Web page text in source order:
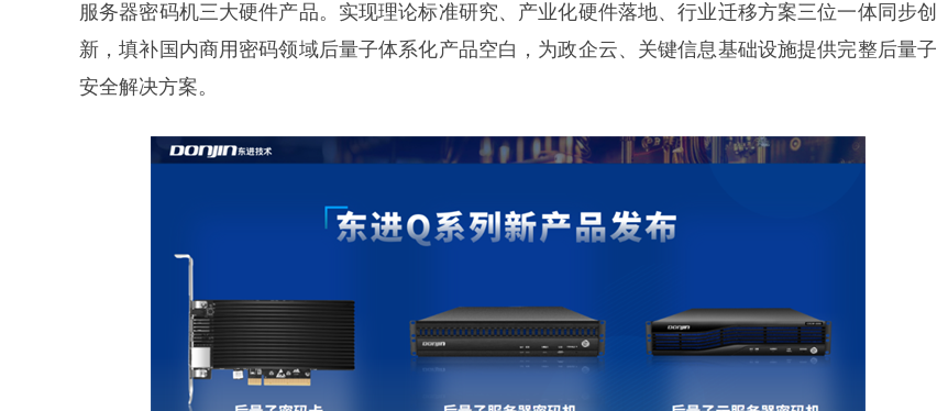
服务器密码机三大硬件产品。实现理论标准研究、产业化硬件落地、行业迁移方案三位一体同步创
新，填补国内商用密码领域后量子体系化产品空白，为政企云、关键信息基础设施提供完整后量子
安全解决方案。